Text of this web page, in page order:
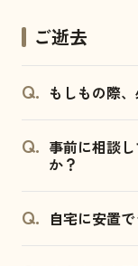
ご逝去
もしもの際
事前に相談
か？
自宅に安置